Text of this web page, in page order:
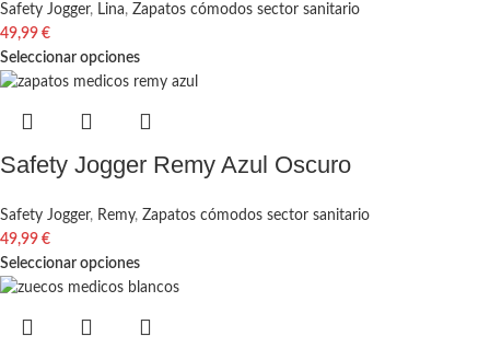
Safety Jogger, Lina, Zapatos cómodos sector sanitario
49,99 €
Seleccionar opciones
Safety Jogger Remy Azul Oscuro
Safety Jogger, Remy, Zapatos cómodos sector sanitario
49,99 €
Seleccionar opciones